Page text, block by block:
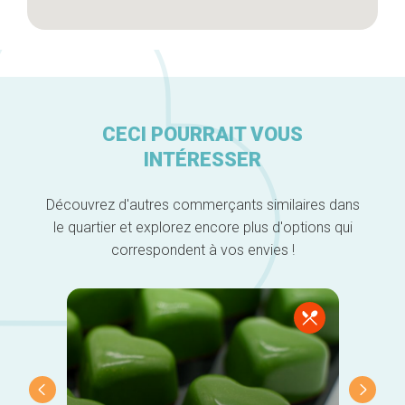
CECI POURRAIT VOUS
INTÉRESSER
Découvrez d'autres commerçants similaires dans
le quartier et explorez encore plus d'options qui
correspondent à vos envies !